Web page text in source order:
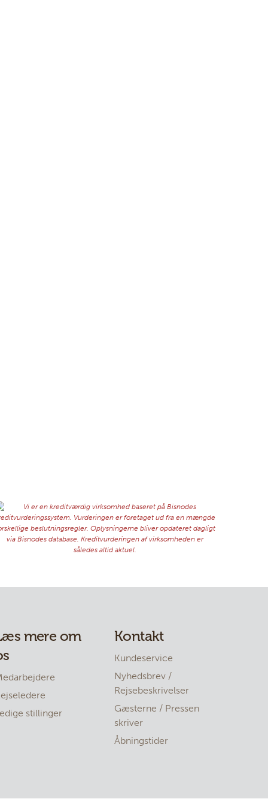
mere om
stillinger
Kontakt
Kundeservice
Nyhedsbrev /
Rejsebeskrivelser
Gæsterne / Pressen
skriver
Åbningstider